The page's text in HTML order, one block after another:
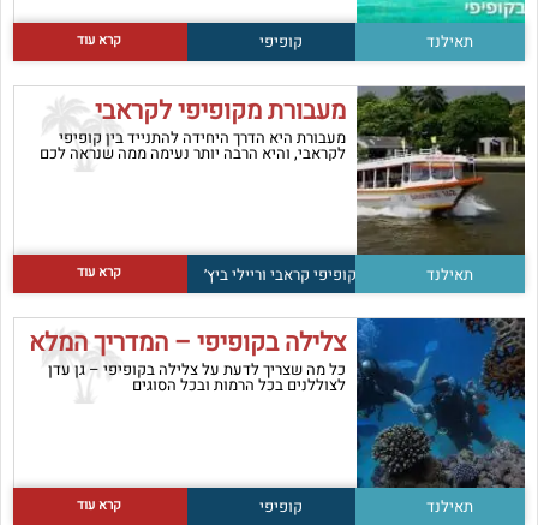
תאילנד קופיפי קרא עוד
מעבורת מקופיפי לקראבי
מעבורת היא הדרך היחידה להתנייד בין קופיפי
לקראבי, והיא הרבה יותר נעימה ממה שנראה לכם
תאילנד קופיפי קראבי וריילי ביץ׳ קרא עוד
צלילה בקופיפי – המדריך המלא
כל מה שצריך לדעת על צלילה בקופיפי – גן עדן
לצוללנים בכל הרמות ובכל הסוגים
תאילנד קופיפי קרא עוד